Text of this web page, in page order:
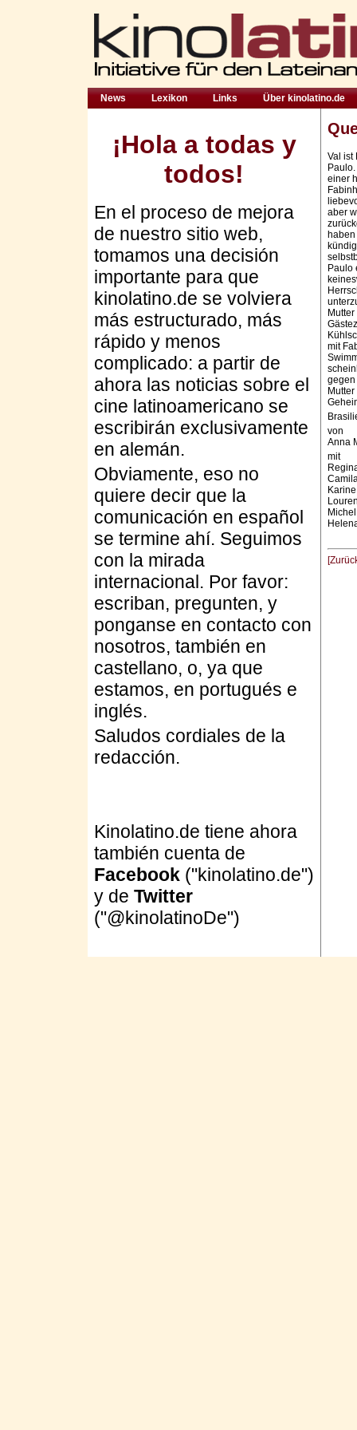
News Lexikon Links Über kinolatino.de
¡Hola a todas y
todos!
En el proceso de mejora
de nuestro sitio web,
tomamos una decisión
importante para que
kinolatino.de se volviera
más estructurado, más
rápido y menos
complicado: a partir de
ahora las noticias sobre el
cine latinoamericano se
escribirán exclusivamente
en alemán.
Obviamente, eso no
quiere decir que la
comunicación en español
se termine ahí. Seguimos
con la mirada
internacional. Por favor:
escriban, pregunten, y
ponganse en contacto con
nosotros, también en
castellano, o, ya que
estamos, en portugués e
inglés.
Saludos cordiales de la
redacción.
Kinolatino.de tiene ahora
también cuenta de
Facebook ("kinolatino.de")
y de Twitter
("@kinolatinoDe")
Val ist
einer
aber
Paulo
mit
gegen
von
Anna
mit